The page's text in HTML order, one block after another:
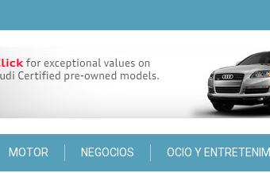
MOTOR NEGOCIOS OCIO Y